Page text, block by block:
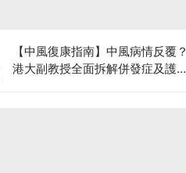
【中風復康指南】中風病情反覆？
港大副教授全面拆解併發症及護理